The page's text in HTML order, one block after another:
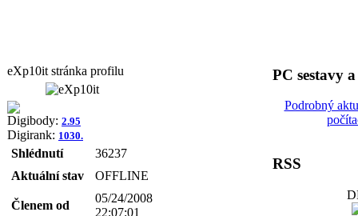
eXp10it stránka profilu
Digibody: 2.95
Digirank: 1030.
Shlédnutí
36237
Aktuální stav
OFFLINE
Členem od
05/24/2008
22:07:01
PC sestavy
Podrobný
RSS